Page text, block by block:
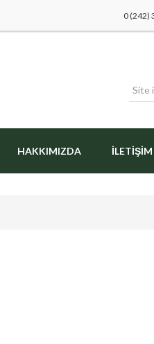
0 (242)
HAKKIMIZDA İLETIŞIM